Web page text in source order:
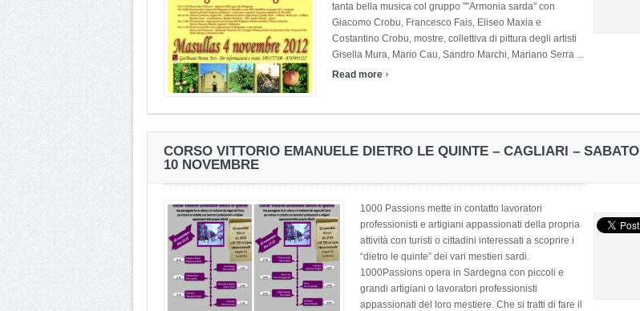
tanta bella musica col gruppo ""Armonia sarda" con
Giacomo Crobu, Francesco Fais, Eliseo Maxia e
Costantino Crobu, mostre, collettiva di pittura degli artisti
Gisella Mura, Mario Cau, Sandro Marchi, Mariano Serra ...
Read more ›
CORSO VITTORIO EMANUELE DIETRO LE QUINTE – CAGLIARI – SABATO
10 NOVEMBRE
1000 Passions mette in contatto lavoratori
professionisti e artigiani appassionati della propria
attività con turisti o cittadini interessati a scoprire i
“dietro le quinte” dei vari mestieri sardi.
1000Passions opera in Sardegna con piccoli e
grandi artigiani o lavoratori professionisti
appassionati del loro mestiere. Che si tratti di fare il